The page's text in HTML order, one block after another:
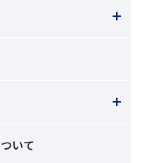
いて